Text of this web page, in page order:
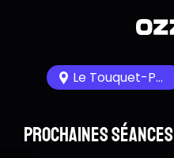
Le Touquet-Paris-Plage 62520
Prochaines séances